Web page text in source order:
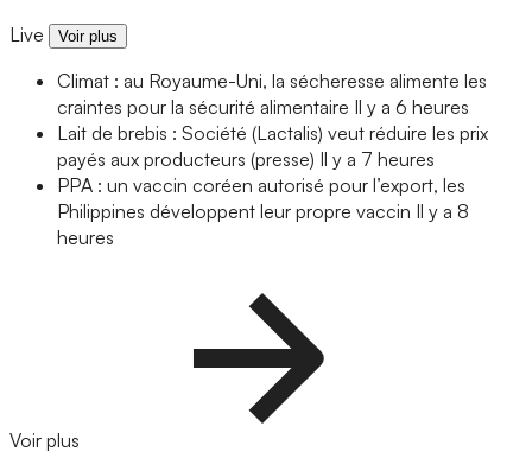
Live Voir plus
Climat : au Royaume-Uni, la sécheresse alimente les
craintes pour la sécurité alimentaire Il y a 6 heures
Lait de brebis : Société (Lactalis) veut réduire les prix
payés aux producteurs (presse) Il y a 7 heures
PPA : un vaccin coréen autorisé pour l’export, les
Philippines développent leur propre vaccin Il y a 8
heures
Voir plus